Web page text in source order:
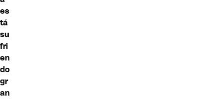
es
tá
su
fri
en
do
gr
an